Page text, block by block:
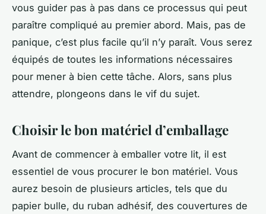
vous guider pas à pas dans ce processus qui peut
paraître compliqué au premier abord. Mais, pas de
panique, c’est plus facile qu’il n’y paraît. Vous serez
équipés de toutes les informations nécessaires
pour mener à bien cette tâche. Alors, sans plus
attendre, plongeons dans le vif du sujet.
Choisir le bon matériel d’emballage
Avant de commencer à emballer votre lit, il est
essentiel de vous procurer le bon matériel. Vous
aurez besoin de plusieurs articles, tels que du
papier bulle, du ruban adhésif, des couvertures de